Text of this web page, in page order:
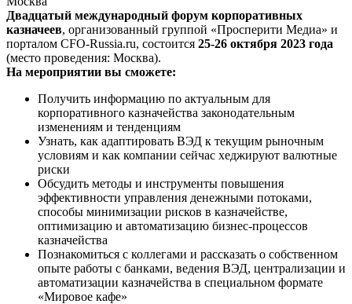
Двадцатый международный форум корпоративных
казначеев, организованный группой «Просперити Медиа» и
порталом CFO-Russia.ru, состоится 25-26 октября 2023 года
(место проведения: Москва).
На мероприятии вы сможете:
Получить информацию по актуальным для
корпоративного казначейства законодательным
изменениям и тенденциям
Узнать, как адаптировать ВЭД к текущим рыночным
условиям и как компании сейчас хеджируют валютные
риски
Обсудить методы и инструменты повышения
эффективности управления денежными потоками,
способы минимизации рисков в казначействе,
оптимизацию и автоматизацию бизнес-процессов
казначейства
Познакомиться с коллегами и рассказать о собственном
опыте работы с банками, ведения ВЭД, централизации и
автоматизации казначейства в специальном формате
«Мировое кафе»